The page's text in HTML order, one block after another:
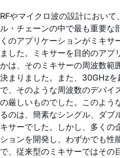
RFやマイクロ波の設計におい
ル・チェーンの中で最も重要な
くのアプリケーションがミキサ
ました。ミキサーを目的のア
かは、そのミキサーの周波数範
決まりました。また、30GHz
で、そのような周波数のデバイ
の厳しいものでした。このよう
るのは、簡素なシングル、ダブ
キサーでした。しかし、多くの
ションを開発し、わずかでも性
で、従来型のミキサーではその